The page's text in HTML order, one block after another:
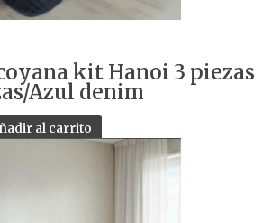
kit Hanoi 3 piezas
Azul denim
al carrito